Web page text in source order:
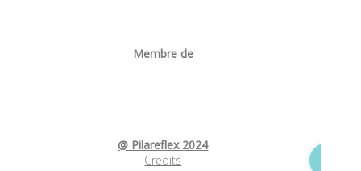
Membre de
@ Pilareflex 2024
Credits